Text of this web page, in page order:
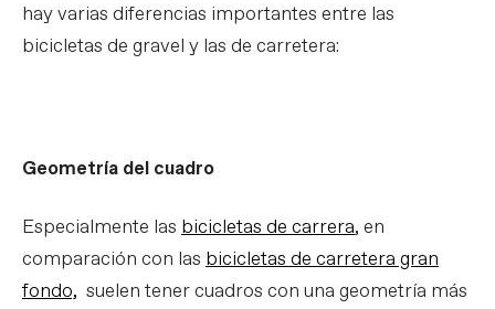
hay varias diferencias importantes entre las
bicicletas de gravel y las de carretera:
Geometría del cuadro
Especialmente las bicicletas de carrera, en
comparación con las bicicletas de carretera gran
fondo, suelen tener cuadros con una geometría más